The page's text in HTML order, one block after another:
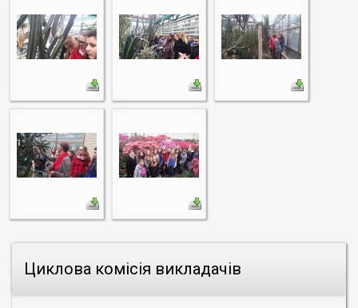
Циклова комісія викладачів